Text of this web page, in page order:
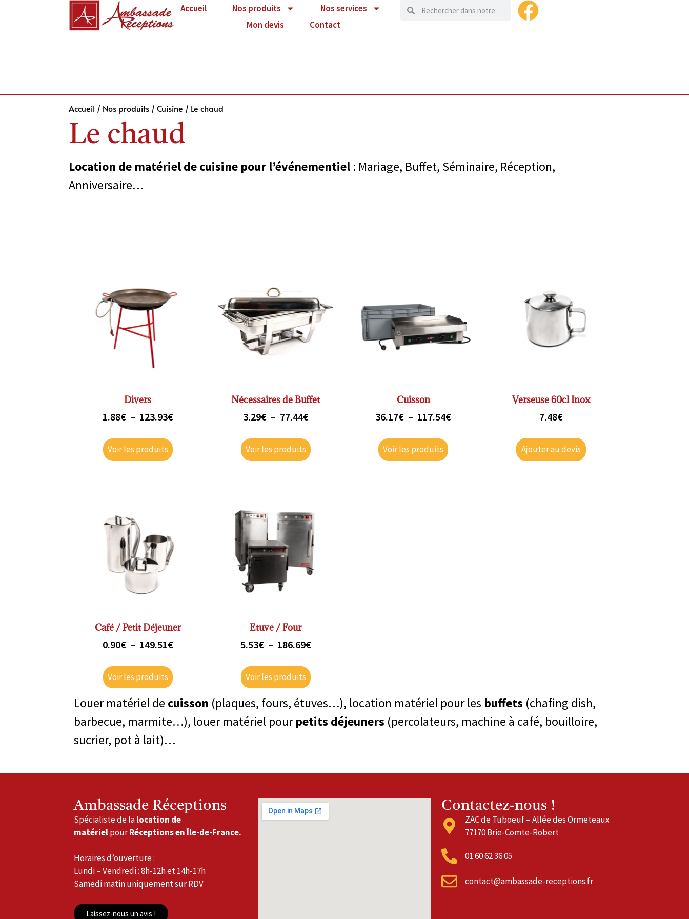
Accueil Nos produits
Nos services
Mon devis
Contact
Accueil / Nos produits /Cuisine / Le chaud
Le chaud
Location de matériel de cuisine pour l’événementiel : Mariage, Buffet, Séminaire, Réception,
Anniversaire…
Divers
1.88€ – 123.93€
Voir les produits
Nécessaires de Buffet
3.29€ – 77.44€
Voir les produits
Cuisson
36.17€ – 117.54€
Voir les produits
Verseuse 60cl Inox
7.48€
Ajouter au devis
Café / Petit Déjeuner
0.90€ – 149.51€
Voir les produits
Etuve / Four
5.53€ – 186.69€
Voir les produits
Louer matériel de cuisson (plaques, fours, étuves…), location matériel pour les buffets (chafing dish,
barbecue, marmite…), louer matériel pourpetits déjeuners (percolateurs, machine à café, bouilloire,
sucrier, pot à lait)…
Ambassade Réceptions
Spécialiste de lalocation de
matérielpourRéceptions en Île-de-France.
Horaires d’ouverture :
Lundi – Vendredi : 8h-12h et 14h-17h
Samedi matin uniquement sur RDV
Laissez-nous un avis !
Contactez-nous !
ZAC de Tuboeuf – Allée des Ormeteaux
77170 Brie-Comte-Robert
01 60 62 36 05
contact@ambassade-receptions.fr